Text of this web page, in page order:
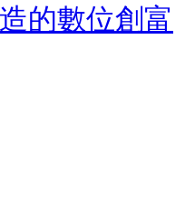
的數位創富